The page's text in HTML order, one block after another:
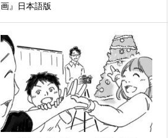
画』日本語版